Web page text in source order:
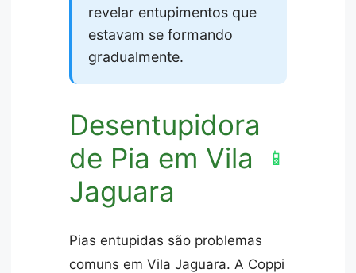
revelar entupimentos que
estavam se formando
gradualmente.
Desentupidora
de Pia em Vila
Jaguara
📱
Pias entupidas são problemas
comuns em Vila Jaguara. A Coppi